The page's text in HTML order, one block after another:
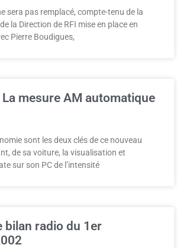
sera pas remplacé, compte-tenu de la
la Direction de RFI mise en place en
Pierre Boudigues,
mesure AM automatique
sont les deux clés de ce nouveau
de sa voiture, la visualisation et
sur son PC de l’intensité
bilan radio du 1er